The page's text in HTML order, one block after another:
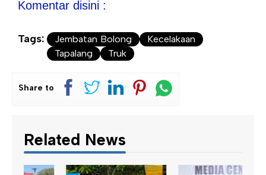
Komentar disini :
Tags: Jembatan Bolong
Kecelakaan
Tapalang
Truk
Share to
Related News